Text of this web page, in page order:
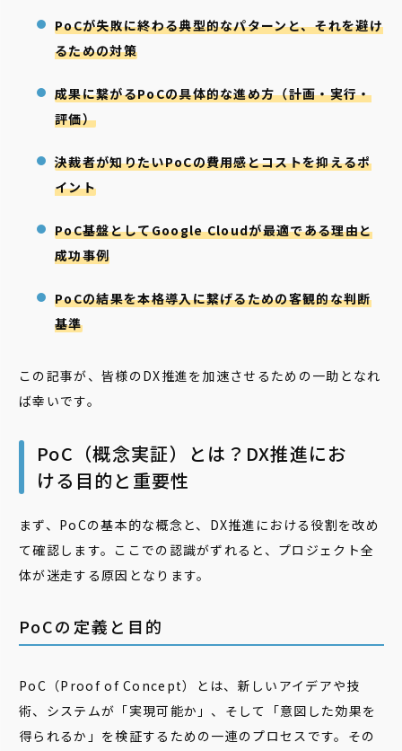
PoCが失敗に終わる典型的なパターンと、それを避け
るための対策
成果に繋がるPoCの具体的な進め方（計画・実行・
評価）
決裁者が知りたいPoCの費用感とコストを抑えるポ
イント
PoC基盤としてGoogle Cloudが最適である理由と
成功事例
PoCの結果を本格導入に繋げるための客観的な判断
基準
この記事が、皆様のDX推進を加速させるための一助となれ
ば幸いです。
PoC（概念実証）とは？DX推進にお
ける目的と重要性
まず、PoCの基本的な概念と、DX推進における役割を改め
て確認します。ここでの認識がずれると、プロジェクト全
体が迷走する原因となります。
PoCの定義と目的
PoC（Proof of Concept）とは、新しいアイデアや技
術、システムが「実現可能か」、そして「意図した効果を
得られるか」を検証するための一連のプロセスです。その